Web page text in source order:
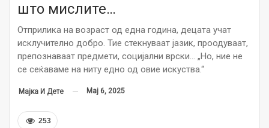
што мислите…
Отприлика на возраст од една година, децата учат
исклучително добро. Тие стекнуваат јазик, проодуваат,
препознаваат предмети, социјални врски… „Но, ние не
се сеќаваме на ниту едно од овие искуства.“
Мајка И Дете Мај 6, 2025
253